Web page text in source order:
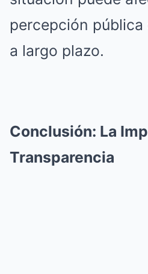
percepción pública
a largo plazo.
Conclusión: La
Transparencia